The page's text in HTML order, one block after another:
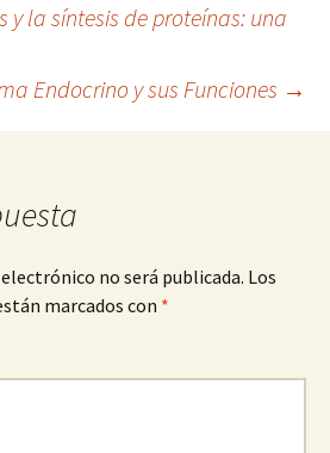
y la síntesis de proteínas: una
Endocrino y sus Funciones →
no será publicada. Los
marcados con *